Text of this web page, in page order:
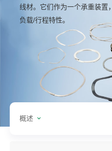
线材。它们作为一个承重装置
负载/行程特性。
概述